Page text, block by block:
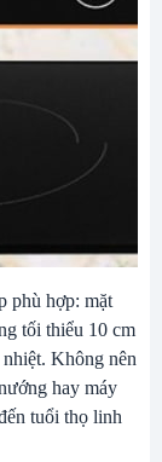
phù hợp: mặt
tối thiểu 10 cm
Không nên
hay máy
tuổi thọ linh